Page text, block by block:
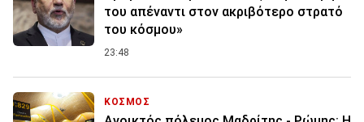
του απέναντι στον ακριβότερο στρατό
του κόσμου»
23:48
ΚΟΣΜΟΣ